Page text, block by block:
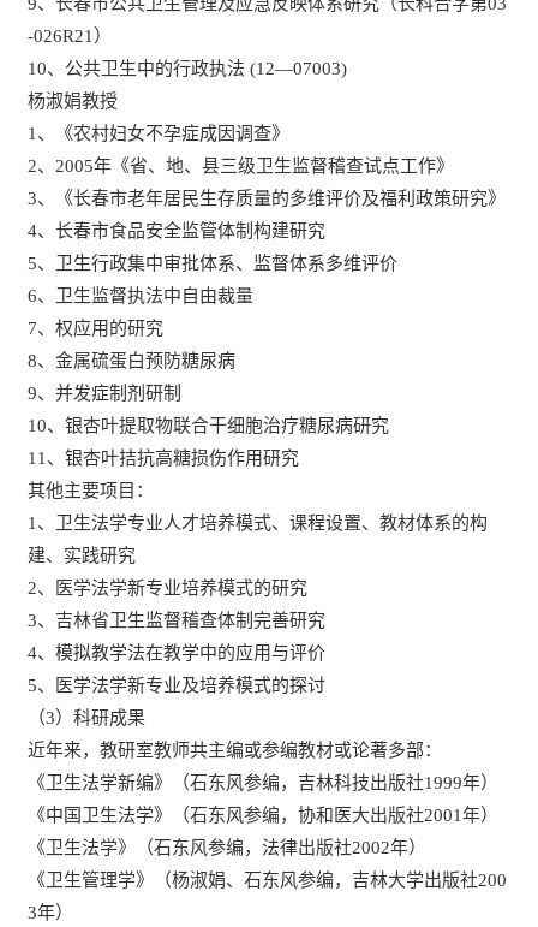
-026R21）
10、公共卫生中的行政执法 (12—07003)
杨淑娟教授
1、《农村妇女不孕症成因调查》
2、2005年《省、地、县三级卫生监督稽查试点工作》
3、《长春市老年居民生存质量的多维评价及福利政策研究》
4、长春市食品安全监管体制构建研究
5、卫生行政集中审批体系、监督体系多维评价
6、卫生监督执法中自由裁量
7、权应用的研究
8、金属硫蛋白预防糖尿病
9、并发症制剂研制
10、银杏叶提取物联合干细胞治疗糖尿病研究
11、银杏叶拮抗高糖损伤作用研究
其他主要项目：
1、卫生法学专业人才培养模式、课程设置、教材体系的构
建、实践研究
2、医学法学新专业培养模式的研究
3、吉林省卫生监督稽查体制完善研究
4、模拟教学法在教学中的应用与评价
5、医学法学新专业及培养模式的探讨
（3）科研成果
近年来，教研室教师共主编或参编教材或论著多部：
《卫生法学新编》（石东风参编，吉林科技出版社1999年）
《中国卫生法学》（石东风参编，协和医大出版社2001年）
《卫生法学》（石东风参编，法律出版社2002年）
《卫生管理学》（杨淑娟、石东风参编，吉林大学出版社200
3年）